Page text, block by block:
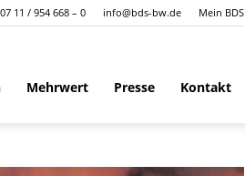
07 11 / 954 668 – 0 info@bds-bw.de Mein BDS
Mehrwert Presse Kontakt